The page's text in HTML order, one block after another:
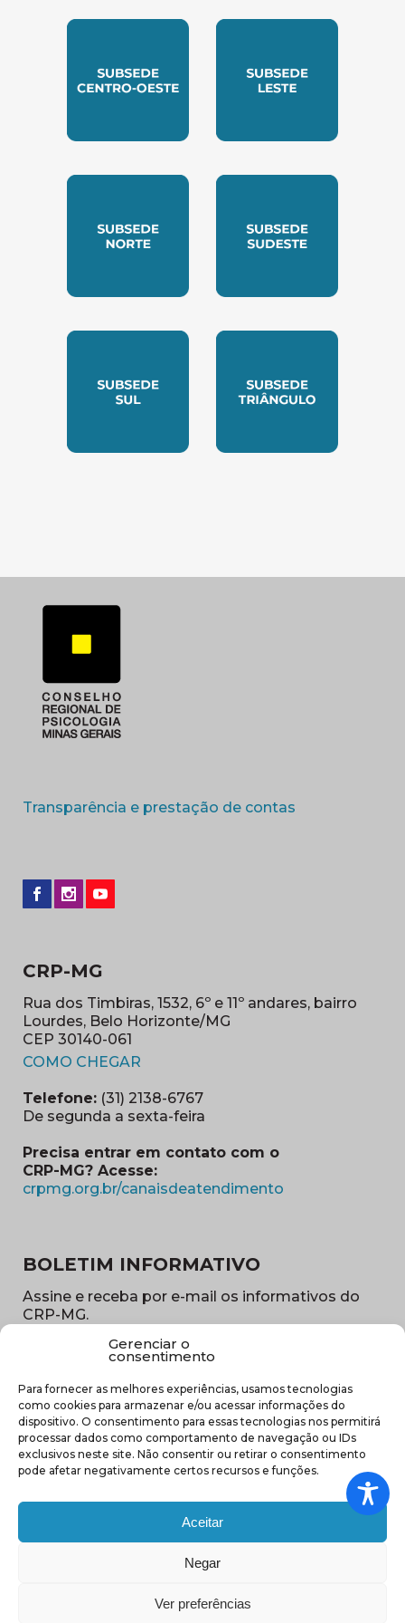
Gerenciar o
consentimento
Para fornecer as melhores experiências, usamos tecnologias
como cookies para armazenar e/ou acessar informações do
dispositivo. O consentimento para essas tecnologias nos permitirá
processar dados como comportamento de navegação ou IDs
exclusivos neste site. Não consentir ou retirar o consentimento
pode afetar negativamente certos recursos e funções.
Aceitar
Negar
Ver preferências
Transparência e prestação de contas
CRP-MG
Rua dos Timbiras, 1532, 6º e 11º andares, bairro
Lourdes, Belo Horizonte/MG
CEP 30140-061
COMO CHEGAR
Telefone: (31) 2138-6767
De segunda a sexta-feira
Precisa entrar em contato com o
CRP-MG? Acesse:
crpmg.org.br/canaisdeatendimento
BOLETIM INFORMATIVO
Assine e receba por e-mail os informativos do
CRP-MG.
E-
mail
(obrigatório)
Sub
região